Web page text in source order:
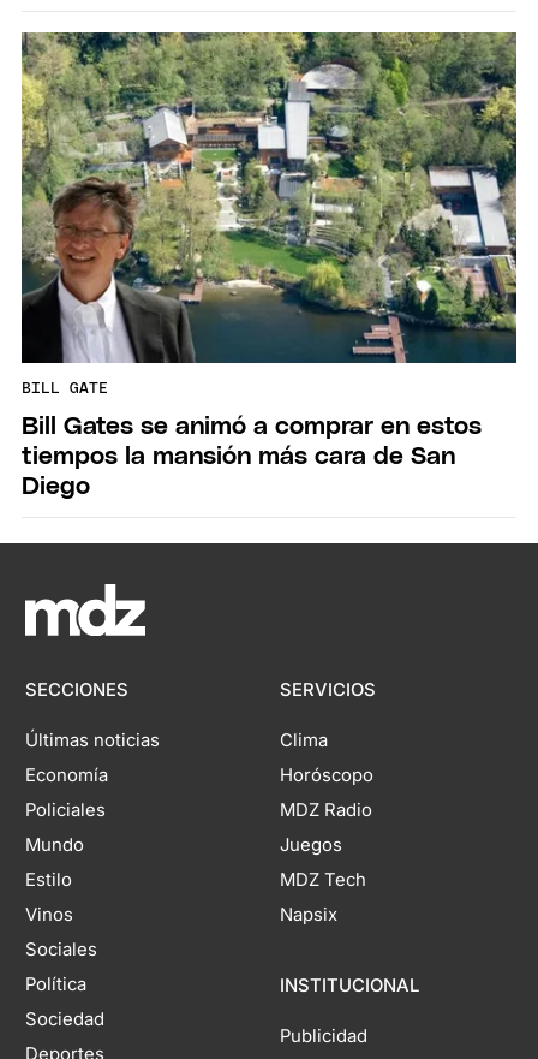
BILL GATE
Bill Gates se animó a comprar en estos
tiempos la mansión más cara de San
Diego
SECCIONES
Últimas noticias
Economía
Policiales
Mundo
Estilo
Vinos
Sociales
Política
Sociedad
Deportes
SERVICIOS
Clima
Horóscopo
MDZ Radio
Juegos
MDZ Tech
Napsix
INSTITUCIONAL
Publicidad